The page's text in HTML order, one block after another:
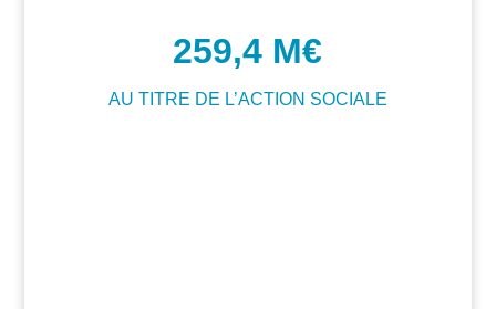
259,4 M€
AU TITRE DE L’ACTION SOCIALE